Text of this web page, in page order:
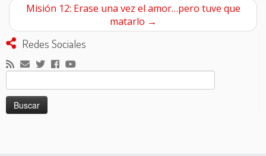
Misión 12: Erase una vez el amor…pero tuve que
matarlo →
Redes Sociales
Buscar: